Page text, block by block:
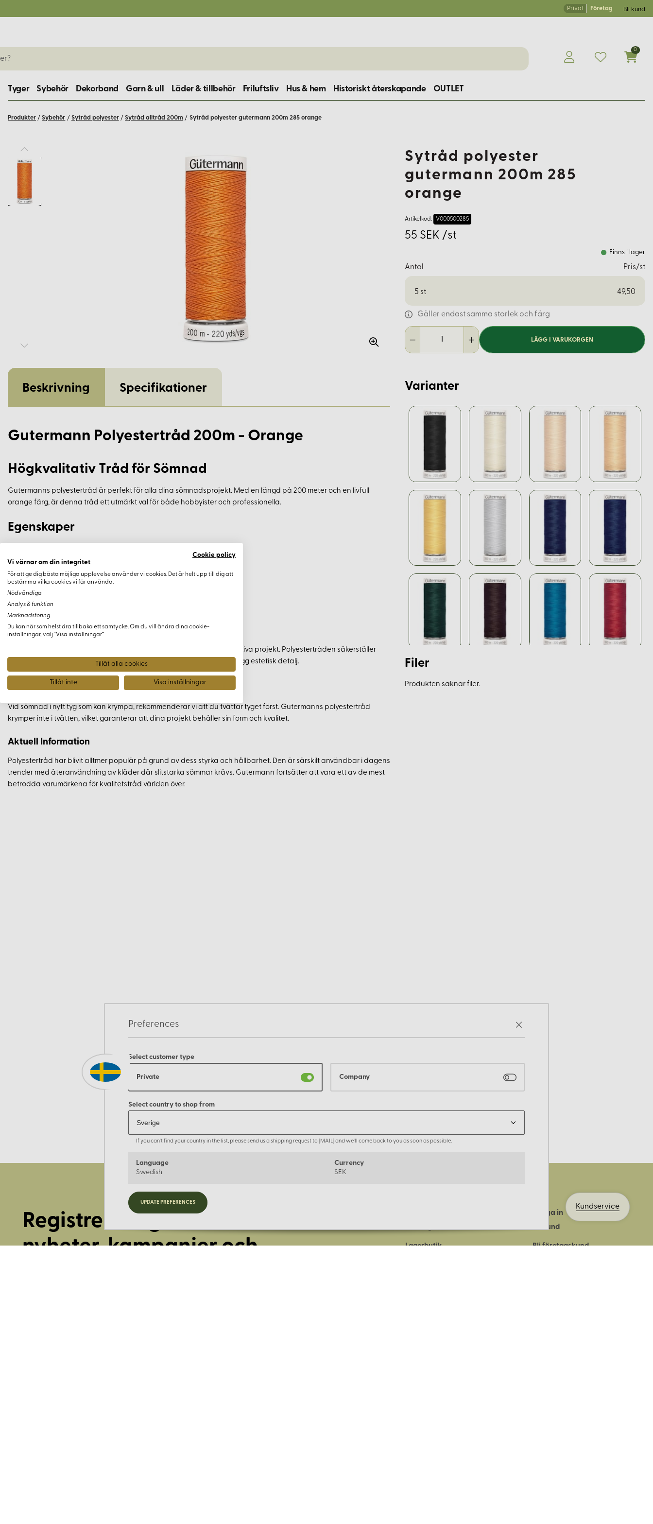
Kundservice
Preferences
Select customer type
Private Company
Select country to shop from
If you can't find your country in the list, please send us a shipping request to [MAIL] and we'll come back to you as soon as possible.
Language
Swedish
Currency
SEK
UPDATE PREFERENCES
Privat Företag Bli kund
0
Tyger Sybehör Dekorband Garn & ull Läder & tillbehör Friluftsliv Hus & hem Historiskt återskapande OUTLET
Produkter / Sybehör / Sytråd polyester / Sytråd alltråd 200m / Sytråd polyester gutermann 200m 285 orange
Sytråd polyester
gutermann 200m 285
orange
Artikelkod: V000500285
55 SEK /st
Finns i lager
Antal Pris/st
5 st 49,50
Gäller endast samma storlek och färg
LÄGG I VARUKORGEN
Beskrivning Specifikationer
Gutermann Polyestertråd 200m - Orange
Högkvalitativ Tråd för Sömnad
Gutermanns polyestertråd är perfekt för alla dina sömnadsprojekt. Med en längd på 200 meter och en livfull
orange färg, är denna tråd ett utmärkt val för både hobbyister och professionella.
Egenskaper
Slitstark och hållbar
Passar alla tyger
Lämplig för både handsömnad och maskinsömnad
Tvätt- och ljusäkta
Användningsområden
Denna tråd är idealisk för att sy kläder, heminredning eller andra kreativa projekt. Polyestertråden säkerställer
långvariga sömmar, och den levande orangea färgen lägger till en snygg estetisk detalj.
Tips för bästa resultat
Vid sömnad i nytt tyg som kan krympa, rekommenderar vi att du tvättar tyget först. Gutermanns polyestertråd
krymper inte i tvätten, vilket garanterar att dina projekt behåller sin form och kvalitet.
Aktuell Information
Polyestertråd har blivit alltmer populär på grund av dess styrka och hållbarhet. Den är särskilt användbar i dagens
trender med återanvändning av kläder där slitstarka sömmar krävs. Gutermann fortsätter att vara ett av de mest
betrodda varumärkena för kvalitetstråd världen över.
Varianter
Filer
Produkten saknar filer.
Registrera dig för
nyheter, kampanjer och
Företagets historia
Lagerbutik
Logga in
Bli kund
Bli företagskund
Cookie policy
Vi värnar om din integritet
För att ge dig bästa möjliga upplevelse använder vi cookies. Det är helt upp till dig att
bestämma vilka cookies vi får använda.
Nödvändiga
Analys & funktion
Marknadsföring
Du kan när som helst dra tillbaka ett samtycke. Om du vill ändra dina cookie-
inställningar, välj “Visa inställningar”
Tillåt alla cookies
Tillåt inte Visa inställningar